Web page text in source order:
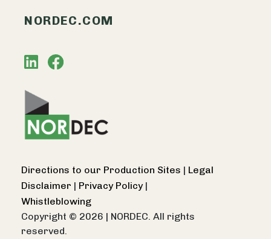
NORDEC.COM
Directions to our Production Sites | Legal
Disclaimer | Privacy Policy |
Whistleblowing
Copyright © 2026 | NORDEC. All rights
reserved.